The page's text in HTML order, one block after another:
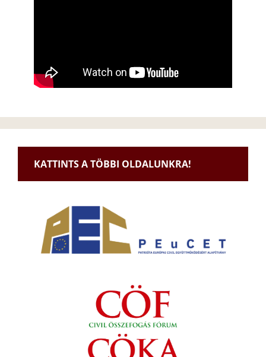
KATTINTS A TÖBBI OLDALUNKRA!